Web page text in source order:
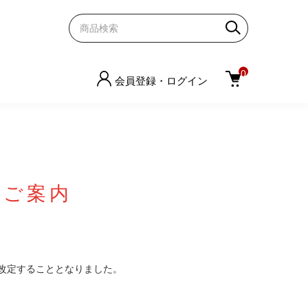
会員登録・ログイン
0
案内
することとなりました。